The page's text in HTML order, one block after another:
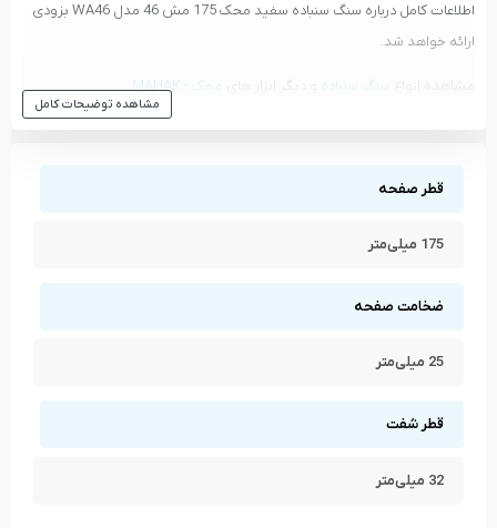
اطلاعات کامل درباره سنگ سنباده سفید محک 175 مش 46 مدل WA46 بزودی
ارائه خواهد شد.
مشاهده انواع سنگ سنباده و دیگر ابزار های
محک - MAHAK
مشاهده توضیحات کامل
قطر صفحه
175‌ میلی‌متر
ضخامت صفحه
25 میلی‌متر
قطر شفت
32 میلی‌متر